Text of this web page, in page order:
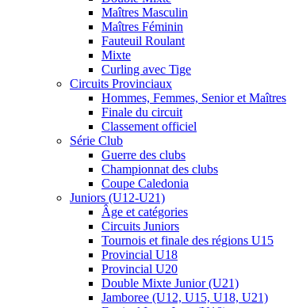
Maîtres Masculin
Maîtres Féminin
Fauteuil Roulant
Mixte
Curling avec Tige
Circuits Provinciaux
Hommes, Femmes, Senior et Maîtres
Finale du circuit
Classement officiel
Série Club
Guerre des clubs
Championnat des clubs
Coupe Caledonia
Juniors (U12-U21)
Âge et catégories
Circuits Juniors
Tournois et finale des régions U15
Provincial U18
Provincial U20
Double Mixte Junior (U21)
Jamboree (U12, U15, U18, U21)